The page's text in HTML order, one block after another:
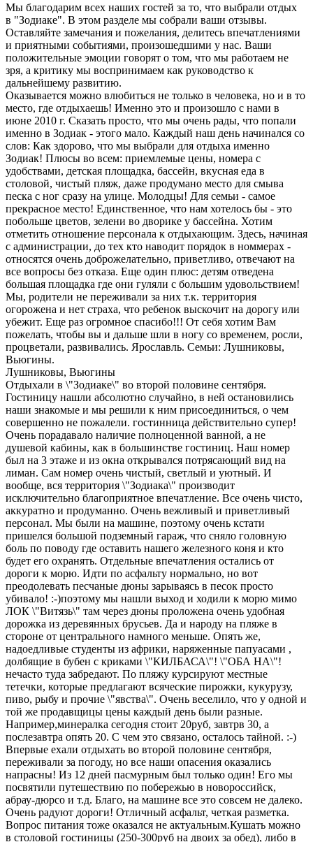
Мы благодарим всех наших гостей за то, что выбрали отдых
в "Зодиаке". В этом разделе мы собрали ваши отзывы.
Оставляйте замечания и пожелания, делитесь впечатлениями
и приятными событиями, произошедшими у нас. Ваши
положительные эмоции говорят о том, что мы работаем не
зря, а критику мы воспринимаем как руководство к
дальнейшему развитию.
Оказывается можно влюбиться не только в человека, но и в то
место, где отдыхаешь! Именно это и произошло с нами в
июне 2010 г. Сказать просто, что мы очень рады, что попали
именно в Зодиак - этого мало. Каждый наш день начинался со
слов: Как здорово, что мы выбрали для отдыха именно
Зодиак! Плюсы во всем: приемлемые цены, номера с
удобствами, детская площадка, бассейн, вкусная еда в
столовой, чистый пляж, даже продумано место для смыва
песка с ног сразу на улице. Молодцы! Для семьи - самое
прекрасное место! Единственное, что нам хотелось бы - это
побольше цветов, зелени во дворике у бассейна. Хотим
отметить отношение персонала к отдыхающим. Здесь, начиная
с администрации, до тех кто наводит порядок в номмерах -
относятся очень доброжелательно, приветливо, отвечают на
все вопросы без отказа. Еще один плюс: детям отведена
большая площадка где они гуляли с большим удовольствием!
Мы, родители не переживали за них т.к. территория
огорожена и нет страха, что ребенок выскочит на дорогу или
убежит. Еще раз огромное спасибо!!! От себя хотим Вам
пожелать, чтобы вы и дальше шли в ногу со временем, росли,
процветали, развивались. Ярославль. Семьи: Лушниковы,
Вьюгины.
Лушниковы, Вьюгины
Отдыхали в \"Зодиаке\" во второй половине сентября.
Гостиницу нашли абсолютно случайно, в ней остановились
наши знакомые и мы решили к ним присоединиться, о чем
совершенно не пожалели. гостинница действительно супер!
Очень порадавало наличие полноценной ванной, а не
душевой кабины, как в большинстве гостиниц. Наш номер
был на 3 этаже и из окна открывался потрясающий вид на
лиман. Сам номер очень чистый, светлый и уютный. И
вообще, вся территория \"Зодиака\" производит
исключительно благоприятное впечатление. Все очень чисто,
аккуратно и продуманно. Очень вежливый и приветливый
персонал. Мы были на машине, поэтому очень кстати
пришелся большой подземный гараж, что сняло головную
боль по поводу где оставить нашего железного коня и кто
будет его охранять. Отдельные впечатления остались от
дороги к морю. Идти по асфальту нормально, но вот
преодолевать песчаные дюны зарываясь в песок просто
убивало! :-)поэтому мы нашли выход и ходили к морю мимо
ЛОК \"Витязь\" там через дюны проложена очень удобная
дорожка из деревянных брусьев. Да и народу на пляже в
стороне от центрального намного меньше. Опять же,
надоедливые студенты из африки, наряженные папуасами ,
долбящие в бубен с криками \"КИЛБАСА\"! \"ОБА НА\"!
нечасто туда забредают. По пляжу курсируют местные
тетечки, которые предлагают всяческие пирожки, кукурузу,
пиво, рыбу и прочие \"явства\". Очень веселило, что у одной и
той же продавщицы цены каждый день были разные.
Например,минералка сегодня стоит 20руб, завтрв 30, а
послезавтра опять 20. С чем это связано, осталось тайной. :-)
Впервые ехали отдыхать во второй половине сентября,
переживали за погоду, но все наши опасения оказались
напрасны! Из 12 дней пасмурным был только один! Его мы
посвятили путешествию по побережью в новороссийск,
абрау-дюрсо и т.д. Благо, на машине все это совсем не далеко.
Очень радуют дороги! Отличный асфальт, четкая разметка.
Вопрос питания тоже оказался не актуальным.Кушать можно
в столовой гостиницы (250-300руб на двоих за обед), либо в